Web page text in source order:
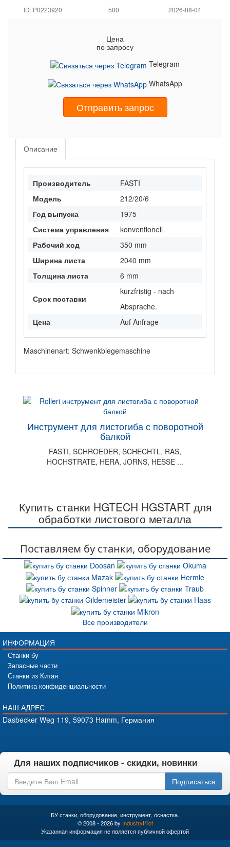
ID: P0223920 500 2026-08-04
Цена
по запросу
Telegram
WhatsApp
Отправить запрос
Описание
Производитель
FASTI
Модель
212/20/6
Год выпуска
1975
Система управления
konventionell
Рабочий ход
350 mm
Ширина листа
2040 mm
Толщина листа
6 mm
Срок поставки
kurzfristig - nach
Absprache.
Цена
Auf Anfrage
Maschinenart: Schwenkbiegemaschine
Инструмент для листогиба с поворотной
балкой
FASTI, SCHROEDER, SCHECHTL, RAS,
HOCHSTRATE, HERA, JORNS, HESSE ...
Купить станки HGTECH HGSTART для
обработки листового металла
Поставляем бу станки, оборудование
Все производители
ИНФОРМАЦИЯ
Станки бу
Запасные части
Станки из Китая
Политика конфиденциальности
НАШ АДРЕС
Dasbecker Weg 119, 59073 Hamm, Германия
Для наших подписчиков - скидки, новинки
Подписаться
БУ станки, оборудование, инструмент, оснастка.
© 2008 - 2026 by IndustryPilot
Указанная информация не является публичной офертой